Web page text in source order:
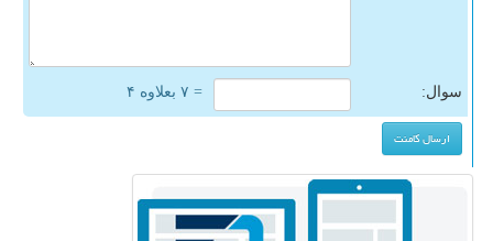
سوال: = ۷ بعلاوه ۴